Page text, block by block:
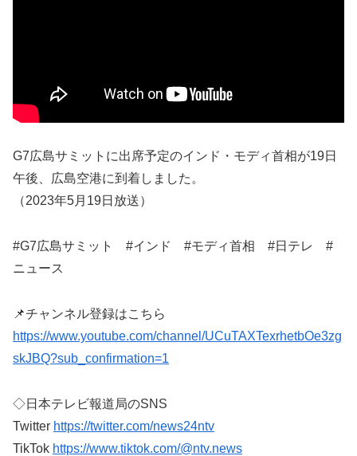
G7広島サミットに出席予定のインド・モディ首相が19日
午後、広島空港に到着しました。
（2023年5月19日放送）
#G7広島サミット #インド #モディ首相 #日テレ #
ニュース
📌チャンネル登録はこちら
https://www.youtube.com/channel/UCuTAXTexrhetbOe3zg
skJBQ?sub_confirmation=1
◇日本テレビ報道局のSNS
Twitter https://twitter.com/news24ntv
TikTok https://www.tiktok.com/@ntv.news